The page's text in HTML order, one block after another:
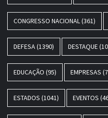
CONGRESSO NACIONAL (361)
DEFESA (1390) DESTAQUE
EDUCAÇÃO (95) EMPRESAS
ESTADOS (1041) EVENTOS